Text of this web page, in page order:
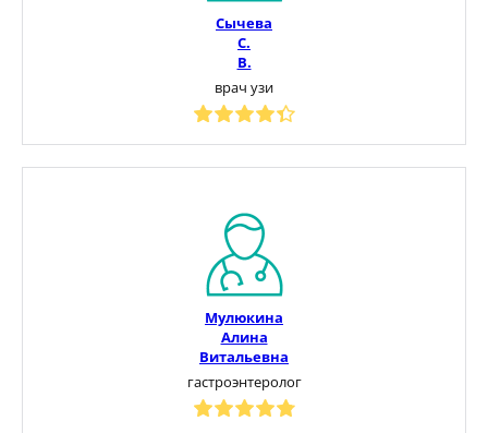
Сычева
С.
В.
врач узи
Мулюкина
Алина
Витальевна
гастроэнтеролог